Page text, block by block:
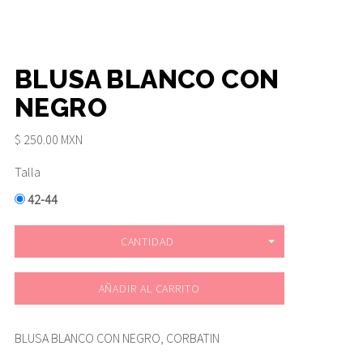
BLUSA BLANCO CON
NEGRO
$ 250.00 MXN
Talla
42-44
CANTIDAD
AÑADIR AL CARRITO
BLUSA BLANCO CON NEGRO, CORBATIN